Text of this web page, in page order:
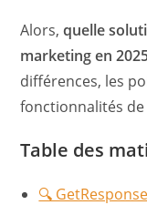
Alors,quelle
marketing en
différences, les
fonctionnalités de
Table des
🔍